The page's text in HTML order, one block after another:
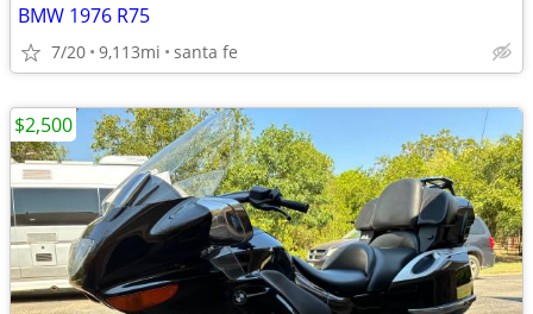
BMW 1976 R75
7/20 9,113mi santa fe
$2,500